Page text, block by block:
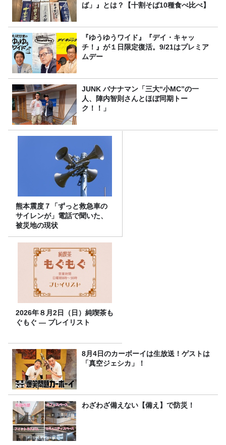
ば」』とは？【十割そば10種食べ比べ】
『ゆうゆうワイド』『デイ・キャッ
チ！』が１日限定復活。9/21はプレミア
ムデー
JUNK バナナマン「三大“小MC”の一
人、陣内智則さんとほぼ同期トー
ク！！」
熊本震度７「ずっと救急車の
サイレンが」電話で聞いた、
被災地の現状
2026年８月2日（日）純喫茶も
ぐもぐ ― プレイリスト
8月4日のカーボーイは生放送！ゲストは
「真空ジェシカ」！
わざわざ備えない【備え】で防災！